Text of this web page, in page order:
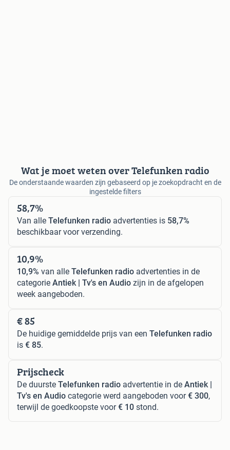
Wat je moet weten over Telefunken radio
De onderstaande waarden zijn gebaseerd op je zoekopdracht en de
ingestelde filters
58,7%
Van alle Telefunken radio advertenties is 58,7%
beschikbaar voor verzending.
10,9%
10,9% van alle Telefunken radio advertenties in de
categorie Antiek | Tv's en Audio zijn in de afgelopen
week aangeboden.
€ 85
De huidige gemiddelde prijs van een Telefunken radio
is € 85.
Prijscheck
De duurste Telefunken radio advertentie in de Antiek |
Tv's en Audio categorie werd aangeboden voor€ 300,
terwijl de goedkoopste voor€ 10 stond.